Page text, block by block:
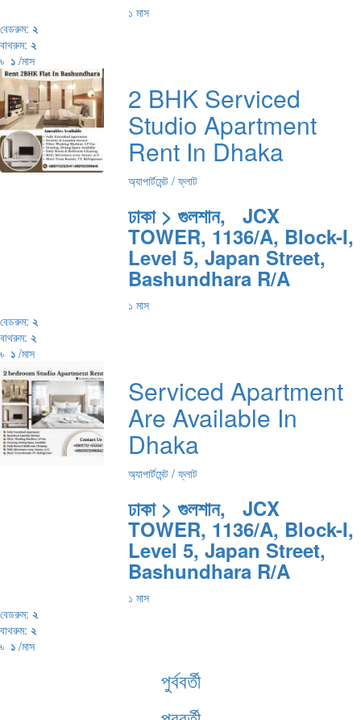
১ মাস
বেডরুম: ২
বাথরুম: ২
৳ ১ /মাস
2 BHK Serviced
Studio Apartment
Rent In Dhaka
অ্যাপার্টমেন্ট / ফ্লাট
ঢাকা > গুলশান, JCX
TOWER, 1136/A, Block-I,
Level 5, Japan Street,
Bashundhara R/A
১ মাস
বেডরুম: ২
বাথরুম: ২
৳ ১ /মাস
Serviced Apartment
Are Available In
Dhaka
অ্যাপার্টমেন্ট / ফ্লাট
ঢাকা > গুলশান, JCX
TOWER, 1136/A, Block-I,
Level 5, Japan Street,
Bashundhara R/A
১ মাস
বেডরুম: ২
বাথরুম: ২
৳ ১ /মাস
পুর্ববর্তী